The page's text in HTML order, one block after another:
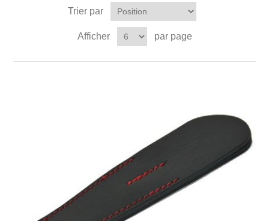
Trier par
Afficher par page